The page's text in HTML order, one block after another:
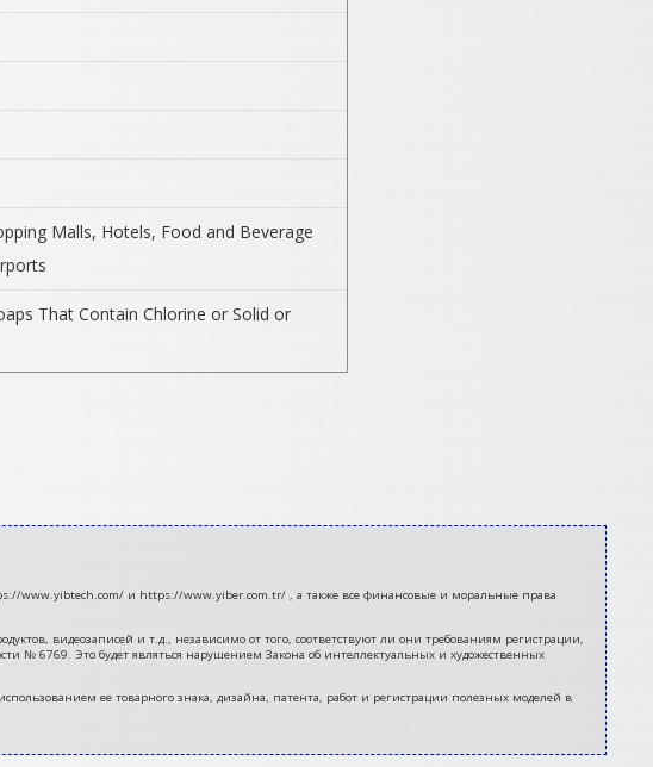
Malls, Hotels, Food and Beverage
That Contain Chlorine or Solid or
www.yibtech.com/ и https://www.yiber.com.tr/ , а также все финансовые и моральные права
видеозаписей и т.д., независимо от того, соответствуют ли они требованиям регистрации,
№ 6769. Это будет являться нарушением Закона об интеллектуальных и художественных
ее товарного знака, дизайна, патента, работ и регистрации полезных моделей в